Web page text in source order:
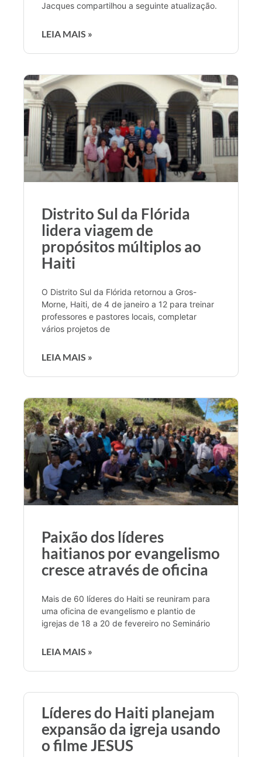
Jacques compartilhou a seguinte atualização.
LEIA MAIS »
Distrito Sul da Flórida
lidera viagem de
propósitos múltiplos ao
Haiti
O Distrito Sul da Flórida retornou a Gros-
Morne, Haiti, de 4 de janeiro a 12 para treinar
professores e pastores locais, completar
vários projetos de
LEIA MAIS »
Paixão dos líderes
haitianos por evangelismo
cresce através de oficina
Mais de 60 líderes do Haiti se reuniram para
uma oficina de evangelismo e plantio de
igrejas de 18 a 20 de fevereiro no Seminário
LEIA MAIS »
Líderes do Haiti planejam
expansão da igreja usando
o filme JESUS